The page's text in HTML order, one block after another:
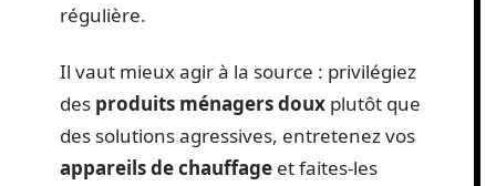
régulière.
Il vaut mieux agir à la source : privilégiez
des produits ménagers doux plutôt que
des solutions agressives, entretenez vos
appareils de chauffage et faites-les